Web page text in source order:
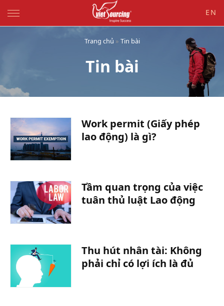
EN
Trang chủ » Tin bài
Tin bài
Work permit (Giấy phép
lao động) là gì?
Tầm quan trọng của việc
tuân thủ luật Lao động
Thu hút nhân tài: Không
phải chỉ có lợi ích là đủ